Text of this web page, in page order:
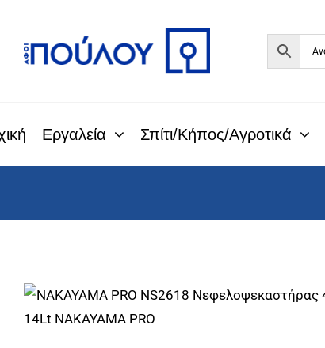
περιεχόμενο
Εργαλεία Σπίτι/Κήπος/Αγροτικά